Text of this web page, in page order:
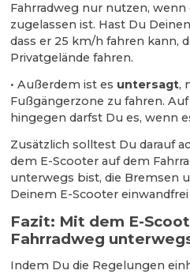
Fahrradweg nur nutzen,
zugelassen ist. Hast Du
dass er 25 km/h fahren kann,
Privatgelände fahren.
• Außerdem ist es untersagt,
Fußgängerzone zu fahren.
hingegen darfst Du es, wenn
Zusätzlich solltest Du darauf
dem E-Scooter auf dem
unterwegs bist, die Bremsen
Deinem E-Scooter
Fazit: Mit dem E-
Fahrradweg
Indem Du die Regelungen